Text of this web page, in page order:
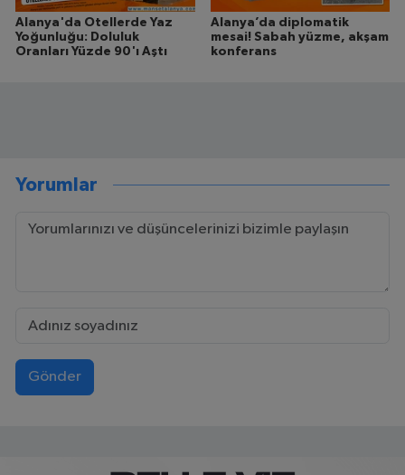
Alanya'da Otellerde Yaz
Yoğunluğu: Doluluk
Oranları Yüzde 90'ı Aştı
Alanya’da diplomatik
mesai! Sabah yüzme, akşam
konferans
Yorumlar
Gönder